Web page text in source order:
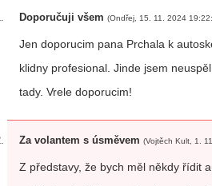
Doporučuji všem (Ondřej, 15. 11. 2024
Jen doporucim pana Prchala k
klidny profesional. Jinde jsem
tady. Vrele doporucim!
Za volantem s úsměvem (Vojtěch Kult, 1.
Z představy, že bych měl někdy řídit